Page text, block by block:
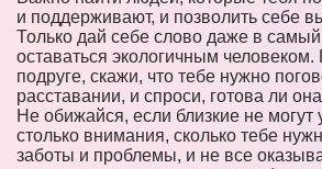
и поддерживают, и позволить себе
Только дай себе слово даже в
оставаться экологичным человеком.
подруге, скажи, что тебе нужно
расставании, и спроси, готова ли
Не обижайся, если близкие не могут
столько внимания, сколько тебе
заботы и проблемы, и не все